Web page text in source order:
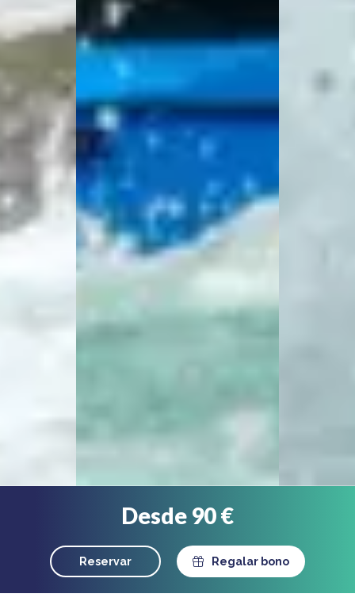
Desde 90 €
Reservar Regalar bono